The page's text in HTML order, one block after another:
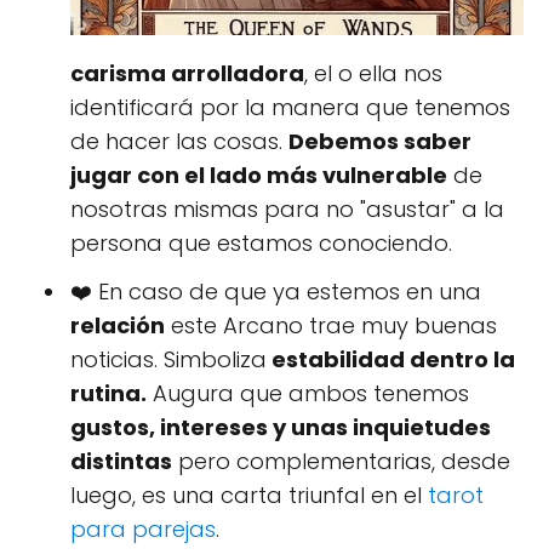
carisma arrolladora, el o ella nos
identificará por la manera que tenemos
de hacer las cosas. Debemos saber
jugar con el lado más vulnerable de
nosotras mismas para no "asustar" a la
persona que estamos conociendo.
❤️ En caso de que ya estemos en una
relación este Arcano trae muy buenas
noticias. Simboliza estabilidad dentro la
rutina. Augura que ambos tenemos
gustos, intereses y unas inquietudes
distintas pero complementarias, desde
luego, es una carta triunfal en el tarot
para parejas.